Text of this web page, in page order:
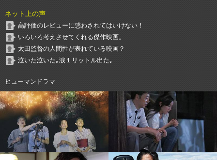
ネット上の声
高評価のレビューに惑わされてはいけない！
いろいろ考えさせてくれる傑作映画。
太田監督の人間性が表れている映画？
泣いた泣いた｡涙１リットル出た｡
ヒューマンドラマ